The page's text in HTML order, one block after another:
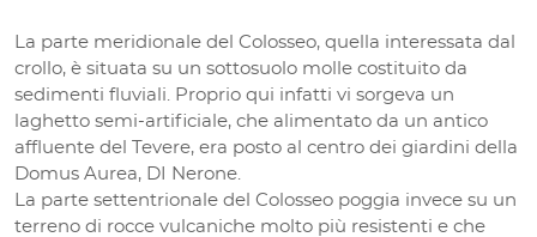
La parte meridionale del Colosseo, quella interessata dal
crollo, è situata su un sottosuolo molle costituito da
sedimenti fluviali. Proprio qui infatti vi sorgeva un
laghetto semi-artificiale, che alimentato da un antico
affluente del Tevere, era posto al centro dei giardini della
Domus Aurea, DI Nerone.
La parte settentrionale del Colosseo poggia invece su un
terreno di rocce vulcaniche molto più resistenti e che